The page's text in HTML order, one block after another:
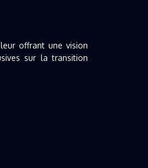
offrant une vision
sur la transition